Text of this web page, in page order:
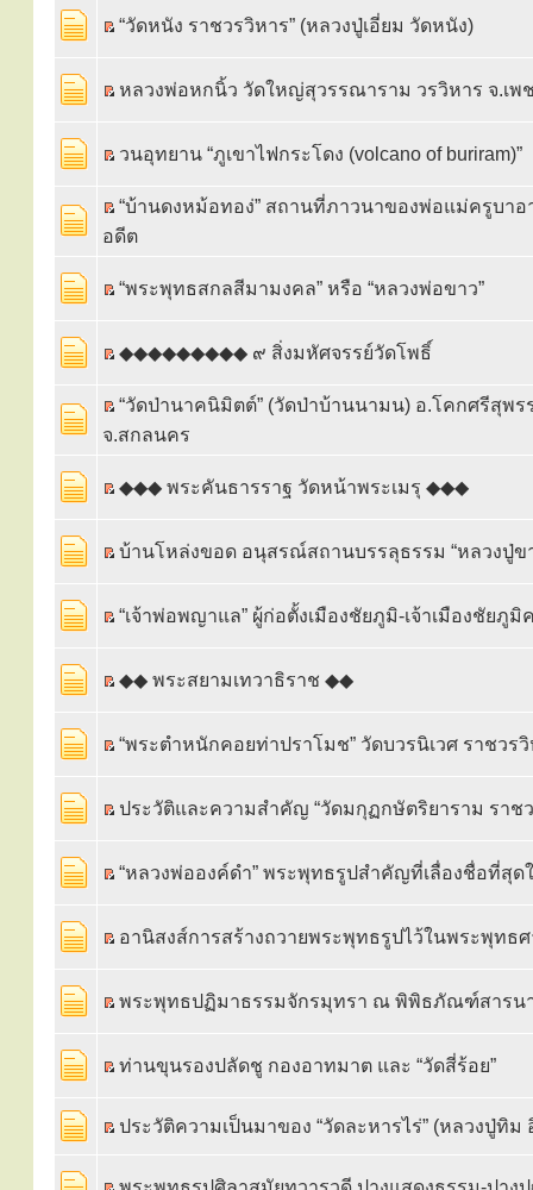
“วัดหนัง ราชวรวิหาร” (หลวงปู่เอี่ยม วัดหนัง)
หลวงพ่อหกนิ้ว วัดใหญ่สุวรรณาราม วรวิหาร จ.เพ
วนอุทยาน “ภูเขาไฟกระโดง (volcano of buriram)”
“บ้านดงหม้อทอง่” สถานที่ภาวนาของพ่อแม่ครูบาอ
อดีต
“พระพุทธสกลสีมามงคล” หรือ “หลวงพ่อขาว”
◆◆◆◆◆◆◆◆◆ ๙ สิ่งมหัศจรรย์วัดโพธิ์
“วัดป่านาคนิมิตต์” (วัดป่าบ้านนามน) อ.โคกศรีสุพ
จ.สกลนคร
◆◆◆ พระคันธารราฐ วัดหน้าพระเมรุ ◆◆◆
บ้านโหล่งขอด อนุสรณ์สถานบรรลุธรรม “หลวงปู่ข
“เจ้าพ่อพญาแล” ผู้ก่อตั้งเมืองชัยภูมิ-เจ้าเมืองชัยภูมิ
◆◆ พระสยามเทวาธิราช ◆◆
“พระตำหนักคอยท่าปราโมช” วัดบวรนิเวศ ราชวร
ประวัติและความสำคัญ “วัดมกุฏกษัตริยาราม ราชว
“หลวงพ่อองค์ดำ” พระพุทธรูปสำคัญที่เลื่องชื่อที่สุด
อานิสงส์การสร้างถวายพระพุทธรูปไว้ในพระพุทธ
พระพุทธปฏิมาธรรมจักรมุทรา ณ พิพิธภัณฑ์สารน
ท่านขุนรองปลัดชู กองอาทมาต และ “วัดสี่ร้อย”
ประวัติความเป็นมาของ “วัดละหารไร่” (หลวงปู่ทิม